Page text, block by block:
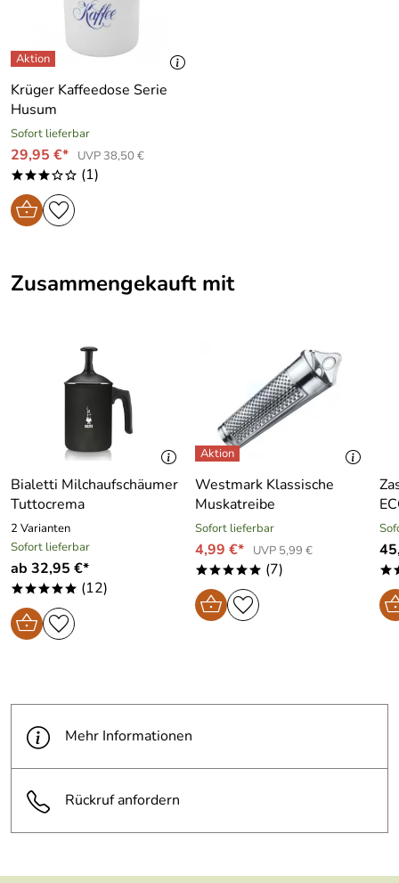
Krüger Kaffeedose Serie
Husum
Sofort lieferbar
29,95 €* UVP 38,50 €
***oo (1)
Zusammengekauft mit
Bialetti Milchaufschäumer
Tuttocrema
2 Varianten
Sofort lieferbar
ab 32,95 €*
***** (12)
Westmark Klassische
Muskatreibe
Sofort lieferbar
4,99 €* UVP 5,99 €
***** (7)
Mehr Informationen
Rückruf anfordern